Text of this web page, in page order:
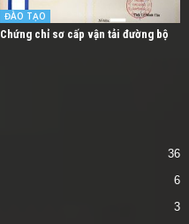
ĐÀO TẠO
Chứng chỉ sơ cấp vận tải đường bộ
36
6
3